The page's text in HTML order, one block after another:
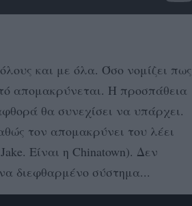
και με όλα. Όσο νομίζει πως
απομακρύνεται. Η προσπάθεια
θα συνεχίσει να υπάρχει.
τον απομακρύνει του λέει
Είναι η Chinatown). Δεν
διεφθαρμένο σύστημα...